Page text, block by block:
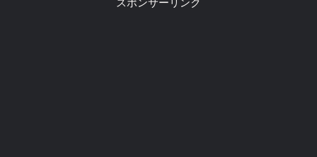
スポンサーリンク